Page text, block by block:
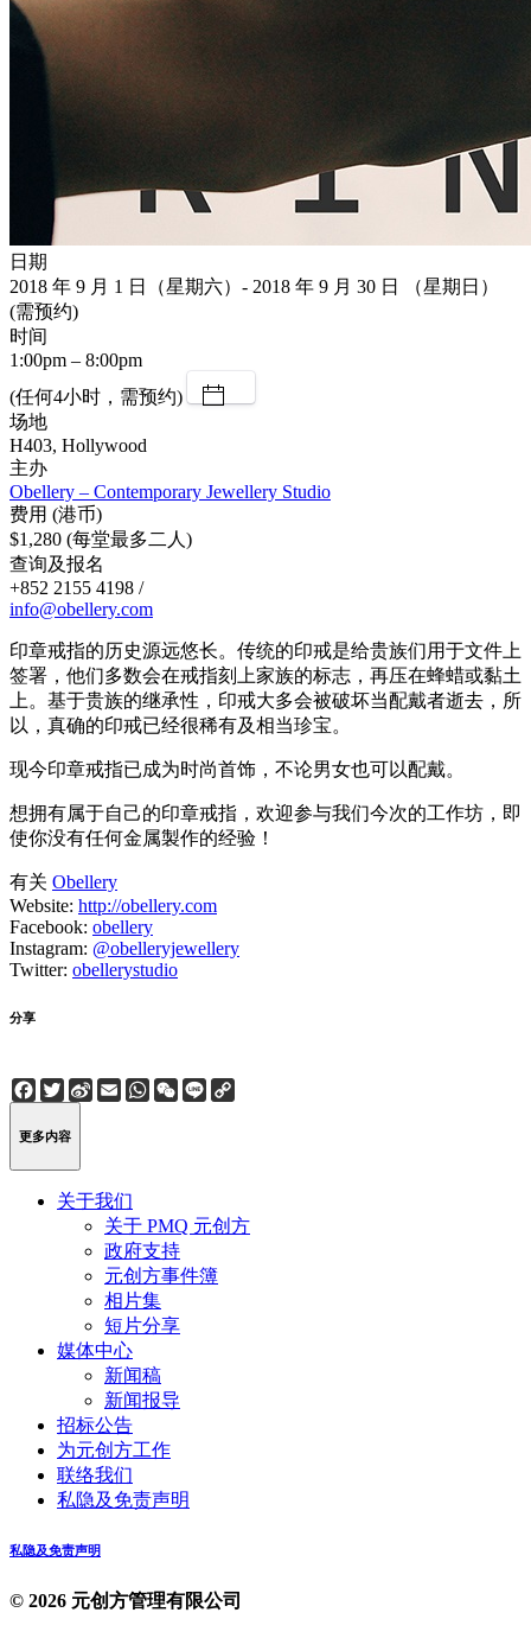
日期
2018 年 9 月 1 日（星期六）- 2018 年 9 月 30 日 （星期日）
(需预约)
时间
1:00pm – 8:00pm
(任何4小时，需预约)
场地
H403, Hollywood
主办
Obellery – Contemporary Jewellery Studio
费用 (港币)
$1,280 (每堂最多二人)
查询及报名
+852 2155 4198 /
info@obellery.com
印章戒指的历史源远悠长。传统的印戒是给贵族们用于文件上
签署，他们多数会在戒指刻上家族的标志，再压在蜂蜡或黏土
上。基于贵族的继承性，印戒大多会被破坏当配戴者逝去，所
以，真确的印戒已经很稀有及相当珍宝。
现今印章戒指已成为时尚首饰，不论男女也可以配戴。
想拥有属于自己的印章戒指，欢迎参与我们今次的工作坊，即
使你没有任何金属製作的经验！
有关 Obellery
Website: http://obellery.com
Facebook: obellery
Instagram: @obelleryjewellery
Twitter: obellerystudio
分享
Facebook
Twitter
Sina
Weibo
EmailWhatsApp
WeChat
Line
更多内容
关于我们
关于 PMQ 元创方
政府支持
元创方事件簿
相片集
短片分享
媒体中心
新闻稿
新闻报导
招标公告
为元创方工作
联络我们
私隐及免责声明
私隐及免责声明
© 2026 元创方管理有限公司